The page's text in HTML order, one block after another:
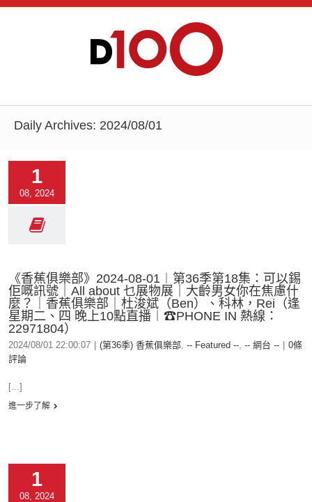
Daily Archives: 2024/08/01
1
08, 2024
《香蕉俱樂部》2024-08-01︱第36季第18集：可以錫
佢嘅訊號｜All about 乜展物展｜大齡男女你在焦慮什
麼？｜香蕉俱樂部｜杜浚斌（Ben）、科林，Rei（逢
星期二、四 晚上10點直播︱☎PHONE IN 熱線：
22971804）
2024/08/01 22:00:07 (第36季) 香蕉俱樂部, -- Featured --, -- 網台 --
0條
評論
[...]
進一步了解
1
08, 2024